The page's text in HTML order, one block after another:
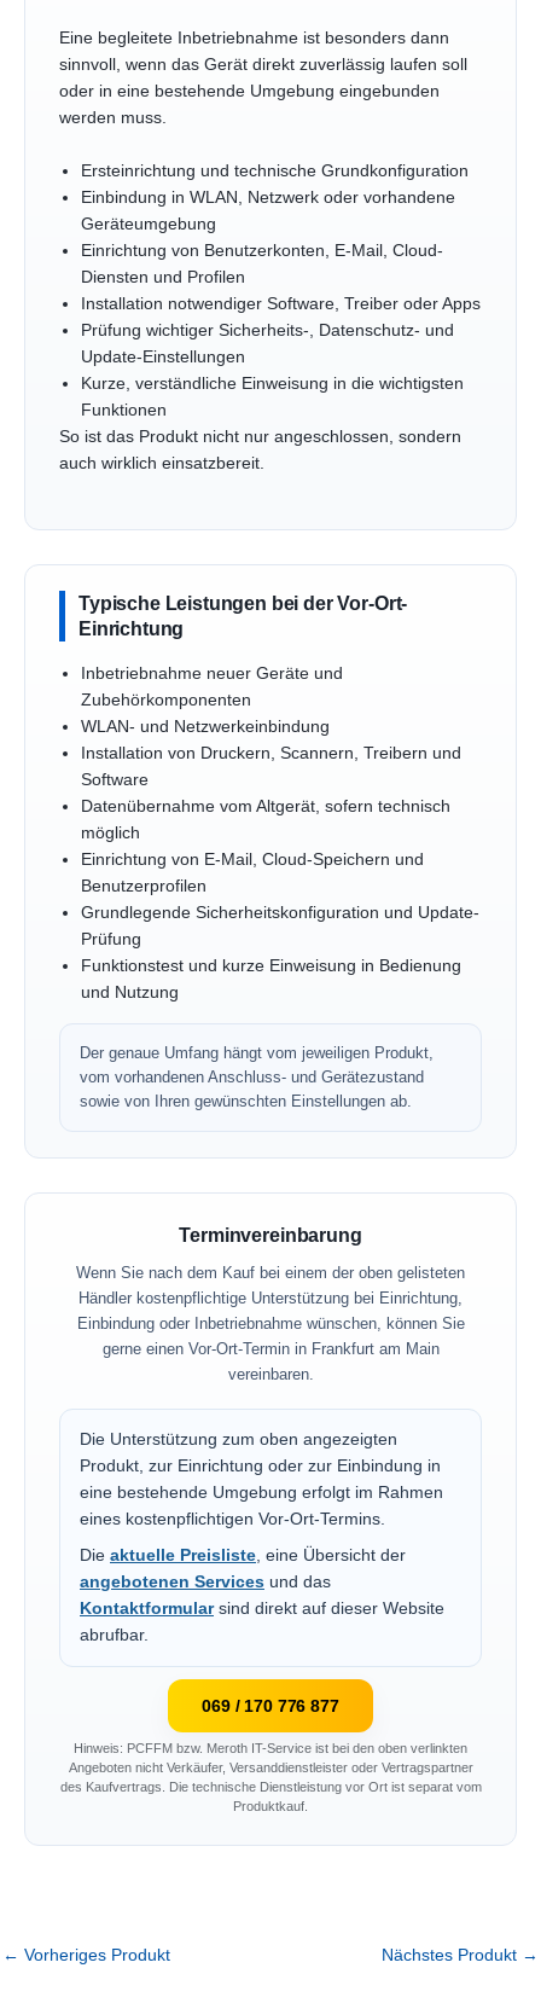
Eine begleitete Inbetriebnahme ist besonders dann
sinnvoll, wenn das Gerät direkt zuverlässig laufen soll
oder in eine bestehende Umgebung eingebunden
werden muss.
Ersteinrichtung und technische Grundkonfiguration
Einbindung in WLAN, Netzwerk oder vorhandene
Geräteumgebung
Einrichtung von Benutzerkonten, E-Mail, Cloud-
Diensten und Profilen
Installation notwendiger Software, Treiber oder Apps
Prüfung wichtiger Sicherheits-, Datenschutz- und
Update-Einstellungen
Kurze, verständliche Einweisung in die wichtigsten
Funktionen
So ist das Produkt nicht nur angeschlossen, sondern
auch wirklich einsatzbereit.
Typische Leistungen bei der Vor-Ort-
Einrichtung
Inbetriebnahme neuer Geräte und
Zubehörkomponenten
WLAN- und Netzwerkeinbindung
Installation von Druckern, Scannern, Treibern und
Software
Datenübernahme vom Altgerät, sofern technisch
möglich
Einrichtung von E-Mail, Cloud-Speichern und
Benutzerprofilen
Grundlegende Sicherheitskonfiguration und Update-
Prüfung
Funktionstest und kurze Einweisung in Bedienung
und Nutzung
Der genaue Umfang hängt vom jeweiligen Produkt,
vom vorhandenen Anschluss- und Gerätezustand
sowie von Ihren gewünschten Einstellungen ab.
Terminvereinbarung
Wenn Sie nach dem Kauf bei einem der oben gelisteten
Händler kostenpflichtige Unterstützung bei Einrichtung,
Einbindung oder Inbetriebnahme wünschen, können Sie
gerne einen Vor-Ort-Termin in Frankfurt am Main
vereinbaren.
Die Unterstützung zum oben angezeigten
Produkt, zur Einrichtung oder zur Einbindung in
eine bestehende Umgebung erfolgt im Rahmen
eines kostenpflichtigen Vor-Ort-Termins.
Die aktuelle Preisliste , eine Übersicht der
angebotenen Services und das
Kontaktformularsind direkt auf dieser Website
abrufbar.
069 / 170 776 877
Hinweis: PCFFM bzw. Meroth IT-Service ist bei den oben verlinkten
Angeboten nicht Verkäufer, Versanddienstleister oder Vertragspartner
des Kaufvertrags. Die technische Dienstleistung vor Ort ist separat vom
Produktkauf.
← Vorheriges Produkt Nächstes Produkt →